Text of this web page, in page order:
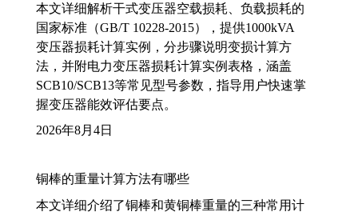
本文详细解析干式变压器空载损耗、负载损耗的
国家标准（GB/T 10228-2015），提供1000kVA
变压器损耗计算实例，分步骤说明变损计算方
法，并附电力变压器损耗计算实例表格，涵盖
SCB10/SCB13等常见型号参数，指导用户快速掌
握变压器能效评估要点。
2026年8月4日
铜棒的重量计算方法有哪些
本文详细介绍了铜棒和黄铜棒重量的三种常用计